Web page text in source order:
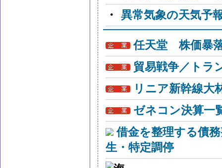
・ 異常気象の天気
任天堂 株価暴
貿易戦争／トラ
リニア新幹線大
ゼネコン決算一
借金を整理する債
生・特定調停